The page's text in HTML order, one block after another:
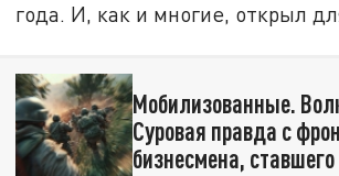
года. И, как и многие, открыл
Мобилизованные.
Суровая правда с
бизнесмена,